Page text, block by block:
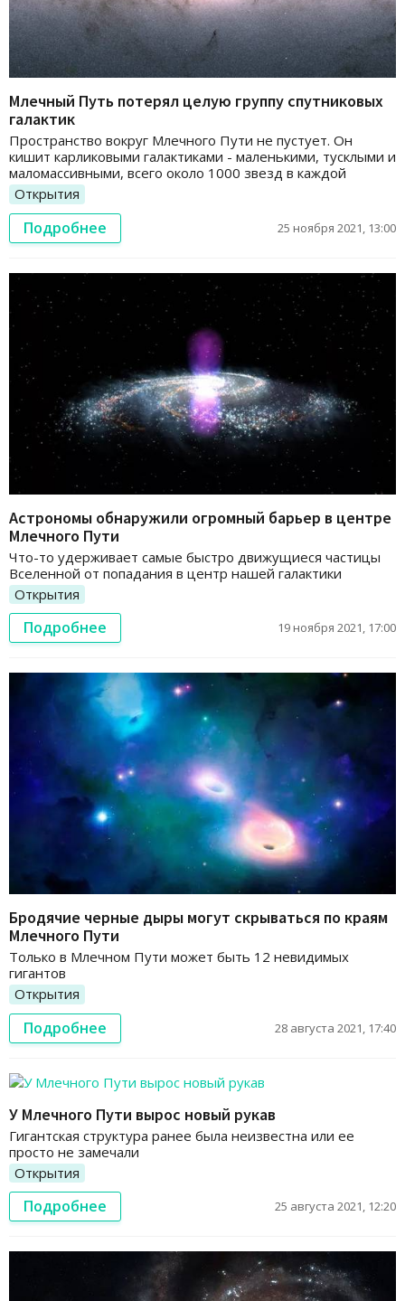
Млечный Путь потерял целую группу спутниковых
галактик
Пространство вокруг Млечного Пути не пустует. Он
кишит карликовыми галактиками - маленькими, тусклыми и
маломассивными, всего около 1000 звезд в каждой
Открытия
Подробнее 25 ноября 2021, 13:00
Астрономы обнаружили огромный барьер в центре
Млечного Пути
Что-то удерживает самые быстро движущиеся частицы
Вселенной от попадания в центр нашей галактики
Открытия
Подробнее 19 ноября 2021, 17:00
Бродячие черные дыры могут скрываться по краям
Млечного Пути
Только в Млечном Пути может быть 12 невидимых
гигантов
Открытия
Подробнее 28 августа 2021, 17:40
У Млечного Пути вырос новый рукав
Гигантская структура ранее была неизвестна или ее
просто не замечали
Открытия
Подробнее 25 августа 2021, 12:20